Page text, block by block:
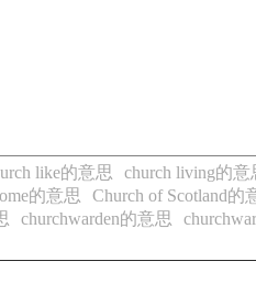
like的意思 church living的意
的意思 Church of Scotland的
churchwarden的意思